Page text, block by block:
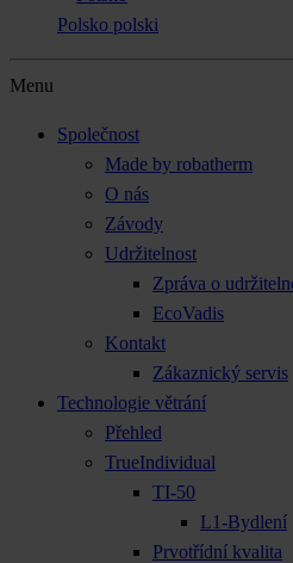
Polsko polski
Menu
Společnost
Made by robatherm
O nás
Závody
Udržitelnost
Zpráva o
EcoVadis
Kontakt
Zákaznický servis
Technologie větrání
Přehled
TrueIndividual
TI-50
L1-Bydlení
Prvotřídní kvalita